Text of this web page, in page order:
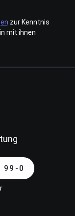
zur Kenntnis
mit ihnen
99-0